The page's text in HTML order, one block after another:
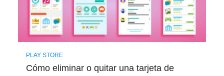
PLAY STORE
Cómo eliminar o quitar una tarjeta de